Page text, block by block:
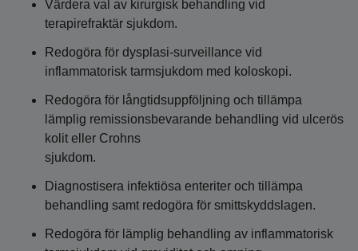
Värdera val av kirurgisk behandling vid
terapirefraktär sjukdom.
Redogöra för dysplasi-surveillance vid
inflammatorisk tarmsjukdom med koloskopi.
Redogöra för långtidsuppföljning och tillämpa
lämplig remissionsbevarande behandling vid ulcerös
kolit eller Crohns
sjukdom.
Diagnostisera infektiösa enteriter och tillämpa
behandling samt redogöra för smittskyddslagen.
Redogöra för lämplig behandling av inflammatorisk